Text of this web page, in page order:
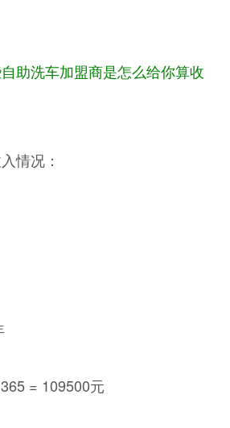
助洗车加盟商是怎么给你算收
情况：
= 109500元